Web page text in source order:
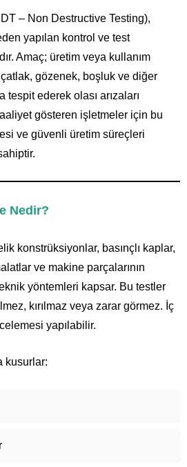
– Non Destructive Testing),
yapılan kontrol ve test
Amaç; üretim veya kullanım
gözenek, boşluk ve diğer
tespit ederek olası arızaları
gösteren işletmeler için bu
ve güvenli üretim süreçleri
Nedir?
konstrüksiyonlar, basınçlı kaplar,
ve makine parçalarının
yöntemleri kapsar. Bu testler
kırılmaz veya zarar görmez. İç
yapılabilir.
kusurlar: